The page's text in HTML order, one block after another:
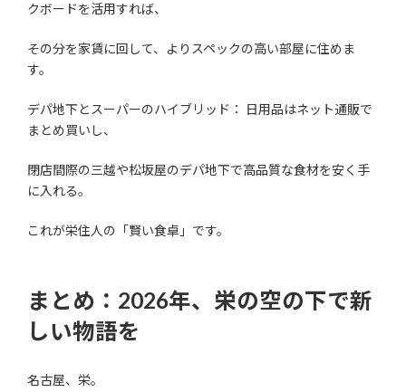
クボードを活用すれば、
その分を家賃に回して、よりスペックの高い部屋に住めま
す。
デパ地下とスーパーのハイブリッド： 日用品はネット通販で
まとめ買いし、
閉店間際の三越や松坂屋のデパ地下で高品質な食材を安く手
に入れる。
これが栄住人の「賢い食卓」です。
まとめ：2026年、栄の空の下で新
しい物語を
名古屋、栄。